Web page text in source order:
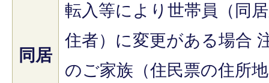
同居
転入等により世帯員（同
住者）に変更がある場合
のご家族（住民票の住所